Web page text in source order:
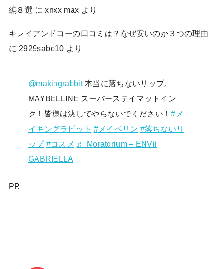
編８選 にxnxx max より
キレイアンドコーの口コミは？なぜ安いのか３つの理由
に 2929sabo10 より
@makingrabbit本当に落ちないリップ。
MAYBELLINE スーパーステイマットイン
ク！皆様は決してやらないでください！#メ
イキングラビット #メイベリン #落ちないリ
ップ #コスメ ♬ Moratorium – ENVii
GABRIELLA
PR